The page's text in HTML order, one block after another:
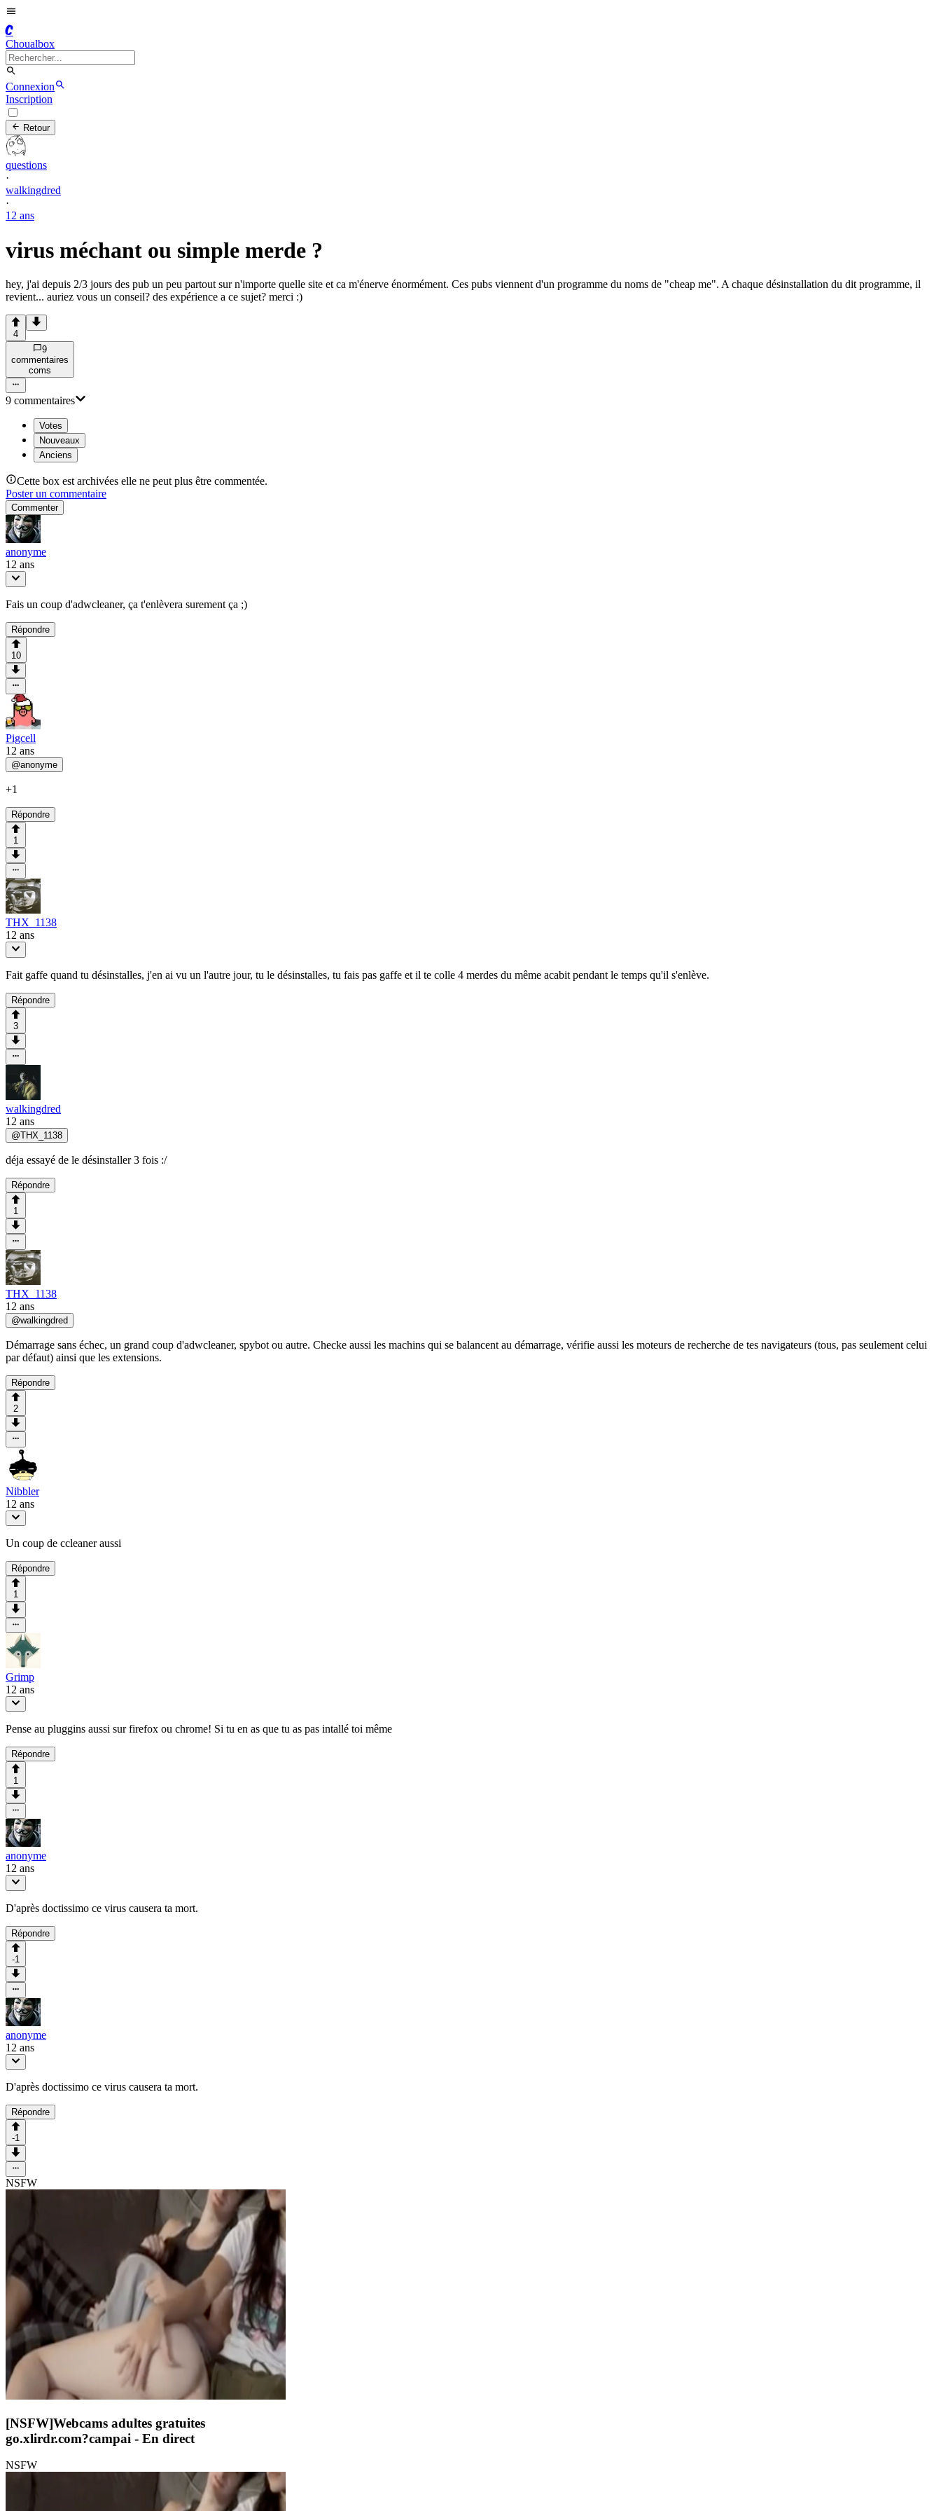
C
Choualbox
Connexion
Inscription
Retour
questions
·
walkingdred
·
12 ans
virus méchant ou simple merde ?
hey, j'ai depuis 2/3 jours des pub un peu partout sur n'importe quelle site et ca m'énerve énormément. Ces pubs viennent d'un programme du noms de "cheap me". A chaque désinstallation du dit programme, il
revient... auriez vous un conseil? des expérience a ce sujet? merci :)
4
9
commentaires
coms
9 commentaires
Votes
Nouveaux
Anciens
Cette box est archivées elle ne peut plus être commentée.
Poster un commentaire
Commenter
anonyme
12 ans
Fais un coup d'adwcleaner, ça t'enlèvera surement ça ;)
Répondre
10
Pigcell
12 ans
@anonyme
+1
Répondre
1
THX_1138
12 ans
Fait gaffe quand tu désinstalles, j'en ai vu un l'autre jour, tu le désinstalles, tu fais pas gaffe et il te colle 4 merdes du même acabit pendant le temps qu'il s'enlève.
Répondre
3
walkingdred
12 ans
@THX_1138
déja essayé de le désinstaller 3 fois :/
Répondre
1
THX_1138
12 ans
@walkingdred
Démarrage sans échec, un grand coup d'adwcleaner, spybot ou autre. Checke aussi les machins qui se balancent au démarrage, vérifie aussi les moteurs de recherche de tes navigateurs (tous, pas seulement celui
par défaut) ainsi que les extensions.
Répondre
2
Nibbler
12 ans
Un coup de ccleaner aussi
Répondre
1
Grimp
12 ans
Pense au pluggins aussi sur firefox ou chrome! Si tu en as que tu as pas intallé toi même
Répondre
1
anonyme
12 ans
D'après doctissimo ce virus causera ta mort.
Répondre
-1
anonyme
12 ans
D'après doctissimo ce virus causera ta mort.
Répondre
-1
NSFW
[NSFW]Webcams adultes gratuites
go.xlirdr.com?campai - En direct
NSFW